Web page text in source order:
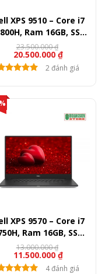
XPS 9510 – Core i7
Ram 16GB, SSD
RTX 3050Ti, 15.6″
FullHD
20.500.000 ₫
23.500.000₫
2 đánh giá
XPS 9570 – Core i7
Ram 16GB, SSD
GTX 1050Ti, 15.6″
FullHD
11.500.000 ₫
13.000.000₫
4 đánh giá